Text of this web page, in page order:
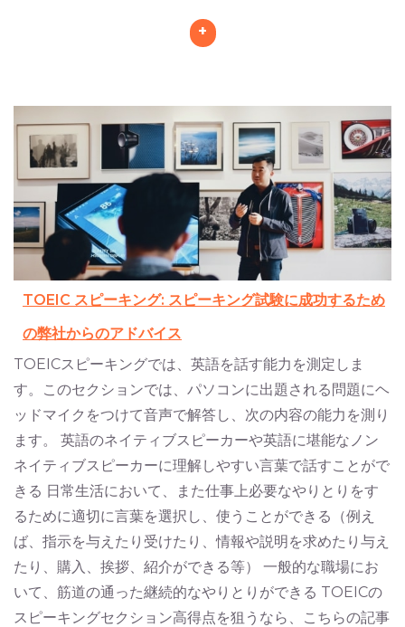
+
TOEIC スピーキング: スピーキング試験に成功するため
の弊社からのアドバイス
TOEICスピーキングでは、英語を話す能力を測定しま
す。このセクションでは、パソコンに出題される問題にヘ
ッドマイクをつけて音声で解答し、次の内容の能力を測り
ます。 英語のネイティブスピーカーや英語に堪能なノン
ネイティブスピーカーに理解しやすい言葉で話すことがで
きる 日常生活において、また仕事上必要なやりとりをす
るために適切に言葉を選択し、使うことができる（例え
ば、指示を与えたり受けたり、情報や説明を求めたり与え
たり、購入、挨拶、紹介ができる等） 一般的な職場にお
いて、筋道の通った継続的なやりとりができる TOEICの
スピーキングセクション高得点を狙うなら、こちらの記事